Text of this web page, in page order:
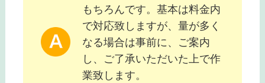
もちろんです。基本は料金内
で対応致しますが、量が多く
なる場合は事前に、ご案内
し、ご了承いただいた上で作
業致します。